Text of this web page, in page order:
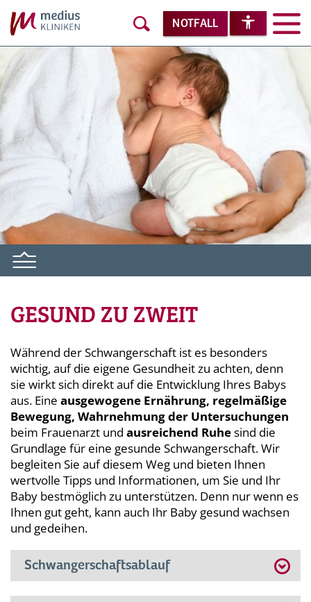
NOTFALL
GESUND ZU ZWEIT
Während der Schwangerschaft ist es besonders
wichtig, auf die eigene Gesundheit zu achten, denn
sie wirkt sich direkt auf die Entwicklung Ihres Babys
aus. Eine ausgewogene Ernährung, regelmäßige
Bewegung, Wahrnehmung der Untersuchungen
beim Frauenarzt und ausreichend Ruhesind die
Grundlage für eine gesunde Schwangerschaft. Wir
begleiten Sie auf diesem Weg und bieten Ihnen
wertvolle Tipps und Informationen, um Sie und Ihr
Baby bestmöglich zu unterstützen. Denn nur wenn es
Ihnen gut geht, kann auch Ihr Baby gesund wachsen
und gedeihen.
Schwangerschaftsablauf